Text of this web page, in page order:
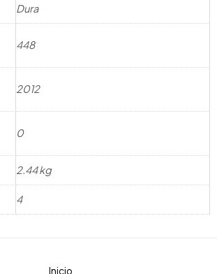
Dura
448
2012
0
2.44 kg
4
Inicio